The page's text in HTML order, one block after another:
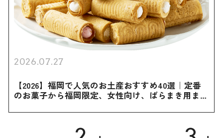
2026.07.27
【2026】福岡で人気のお土産おすすめ40選｜定番
のお菓子から福岡限定、女性向け、ばらまき用まで